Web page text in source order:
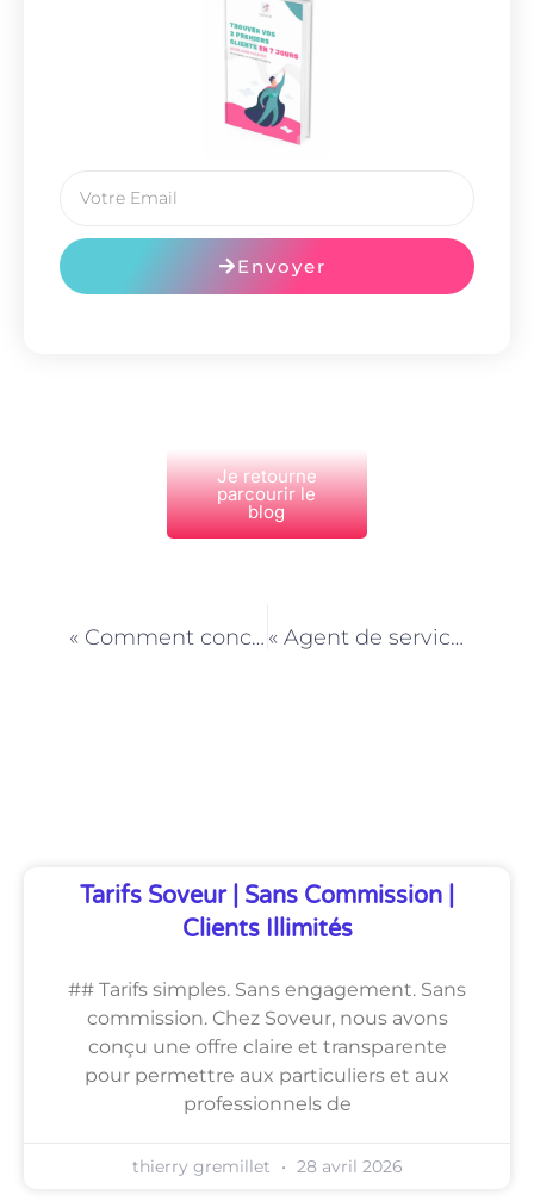
Envoyer
Je retourne
parcourir le
blog
« Comment concilier vie professionnelle et personnelle en tant qu’Agent de service à la personne à Paris » « Agent de service à la personne à Paris : une profession au service de la qualité de vie »
Tarifs Soveur | Sans Commission |
Clients Illimités
## Tarifs simples. Sans engagement. Sans
commission. Chez Soveur, nous avons
conçu une offre claire et transparente
pour permettre aux particuliers et aux
professionnels de
thierry gremillet 28 avril 2026